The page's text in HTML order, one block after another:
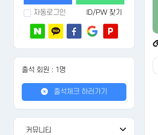
자동로그인 ID/PW 찾기
출석 회원 : 1명
출석체크 하러가기
커뮤니티